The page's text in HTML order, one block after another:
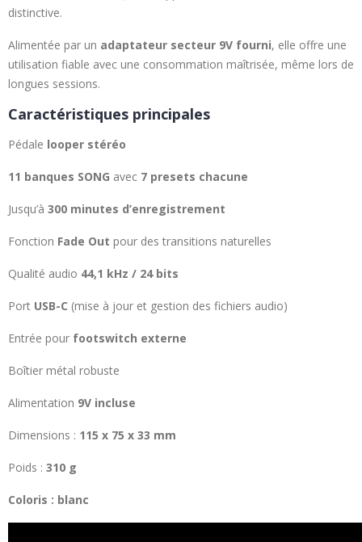
distinctive.
Alimentée par un adaptateur secteur 9V fourni, elle offre une
utilisation fiable avec une consommation maîtrisée, même lors de
longues sessions.
Caractéristiques principales
Pédale looper stéréo
11 banques SONG avec 7 presets chacune
Jusqu’à 300 minutes d’enregistrement
Fonction Fade Out pour des transitions naturelles
Qualité audio 44,1 kHz / 24 bits
Port USB-C (mise à jour et gestion des fichiers audio)
Entrée pour footswitch externe
Boîtier métal robuste
Alimentation 9V incluse
Dimensions : 115 x 75 x 33 mm
Poids : 310 g
Coloris : blanc